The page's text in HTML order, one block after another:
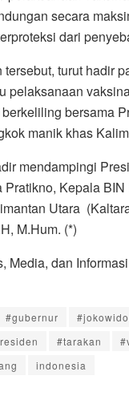
secara
dari
turut hadir
pelaksanaan
bersama
manik khas
mendampingi
Pratikno, Kepala
Utara
M.Hum. (*)
Media, dan
#gubernur
#tarakan
indonesia